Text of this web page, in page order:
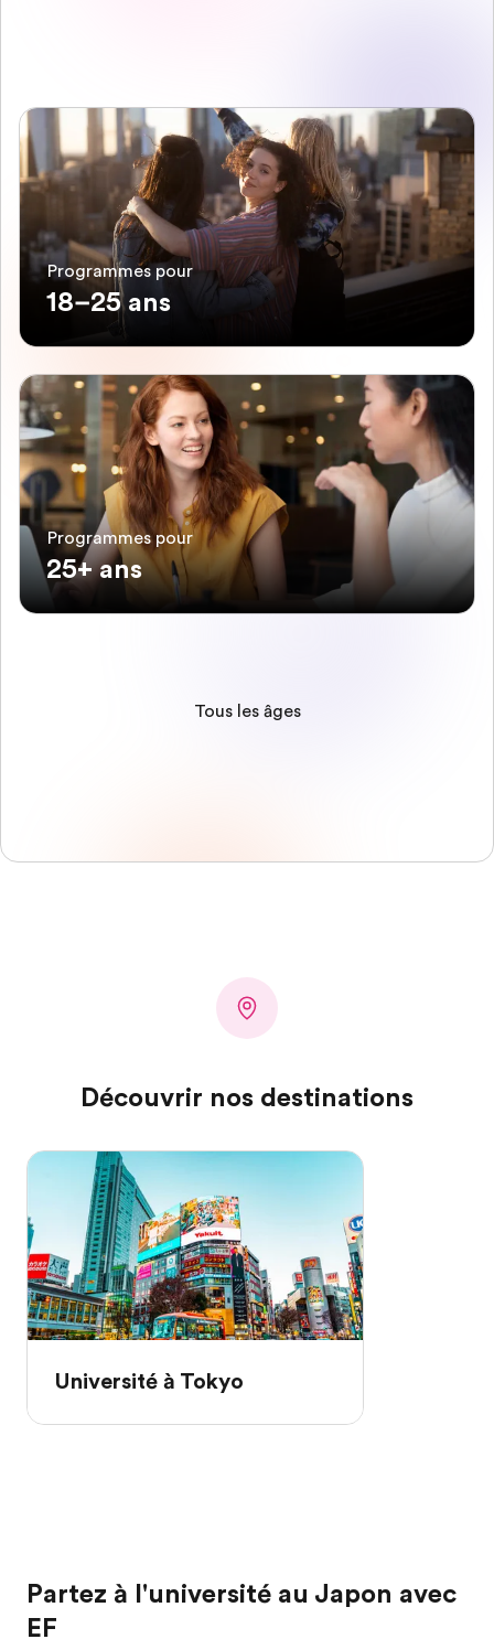
Programmes pour
18–25 ans
Programmes pour
25+ ans
Tous les âges
Découvrir nos destinations
Université à Tokyo
Partez à l'université au Japon avec
EF